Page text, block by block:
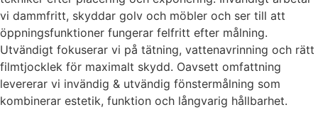
vi dammfritt, skyddar golv och möbler och ser till att
öppningsfunktioner fungerar felfritt efter målning.
Utvändigt fokuserar vi på tätning, vattenavrinning och rätt
filmtjocklek för maximalt skydd. Oavsett omfattning
levererar vi invändig & utvändig fönstermålning som
kombinerar estetik, funktion och långvarig hållbarhet.